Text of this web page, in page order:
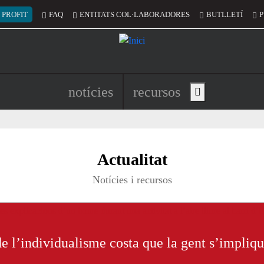
del compte d'usuari
PROFIT FAQ ENTITATS COL·LABORADORES BUTLLETÍ
Navegació principal de
notícies recursos Show main menu
de Catalunya per un món
Actualitat
Notícies i recursos
l’individualisme costa que la gent